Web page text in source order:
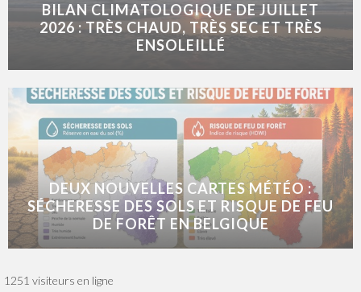
BILAN CLIMATOLOGIQUE DE JUILLET
2026 : TRÈS CHAUD, TRÈS SEC ET TRÈS
ENSOLEILLÉ
DEUX NOUVELLES CARTES MÉTÉO :
SÉCHERESSE DES SOLS ET RISQUE DE FEU
DE FORÊT EN BELGIQUE
1251 visiteurs en ligne